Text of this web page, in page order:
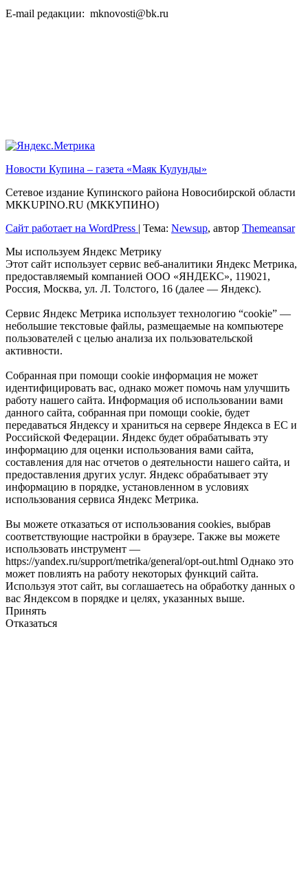
E-mail редакции: mknovosti@bk.ru
Новости Купина – газета «Маяк Кулунды»
Сетевое издание Купинского района Новосибирской области
МКKUPINO.RU (МККУПИНО)
Сайт работает на WordPress
Тема: Newsup, автор Themeansar
Мы используем Яндекс Метрику
Этот сайт использует сервис веб-аналитики Яндекс Метрика,
предоставляемый компанией ООО «ЯНДЕКС», 119021,
Россия, Москва, ул. Л. Толстого, 16 (далее — Яндекс).
Сервис Яндекс Метрика использует технологию “cookie” —
небольшие текстовые файлы, размещаемые на компьютере
пользователей с целью анализа их пользовательской
активности.
Собранная при помощи cookie информация не может
идентифицировать вас, однако может помочь нам улучшить
работу нашего сайта. Информация об использовании вами
данного сайта, собранная при помощи cookie, будет
передаваться Яндексу и храниться на сервере Яндекса в ЕС и
Российской Федерации. Яндекс будет обрабатывать эту
информацию для оценки использования вами сайта,
составления для нас отчетов о деятельности нашего сайта, и
предоставления других услуг. Яндекс обрабатывает эту
информацию в порядке, установленном в условиях
использования сервиса Яндекс Метрика.
Вы можете отказаться от использования cookies, выбрав
соответствующие настройки в браузере. Также вы можете
использовать инструмент —
https://yandex.ru/support/metrika/general/opt-out.html Однако это
может повлиять на работу некоторых функций сайта.
Используя этот сайт, вы соглашаетесь на обработку данных о
вас Яндексом в порядке и целях, указанных выше.
Принять
Отказаться